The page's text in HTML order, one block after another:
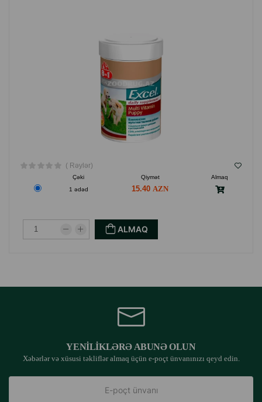
( Rəylər)
Çəki Qiymət
Almaq
1 ədəd
15.40
ALMAQ
YENILIKLƏRƏ ABUNƏ OLUN
Xəbərlər və xüsusi təkliflər almaq üçün e-poçt ünvanınızı qeyd edin.